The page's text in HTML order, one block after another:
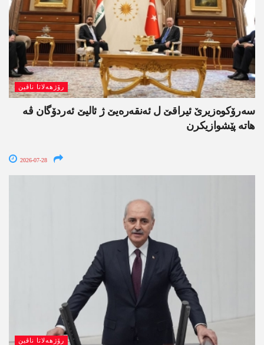
رۆژھەلاتا ناڤین
سەرۆکوەزیرێ ئیراقێ ل ئەنقەرەیێ ژ ئالیێ ئەردۆگان ڤە
ھاتە پێشوازیکرن
2026-07-28
رۆژھەلاتا ناڤین